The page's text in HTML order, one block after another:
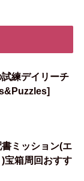
練デイリーチ
ミッション(エ
宝箱周回おすす